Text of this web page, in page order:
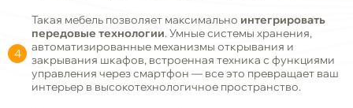
Такая мебель позволяет максимально интегрировать
передовые технологии. Умные системы хранения,
автоматизированные механизмы открывания и
закрывания шкафов, встроенная техника с функциями
управления через смартфон — все это превращает ваш
интерьер в высокотехнологичное пространство.